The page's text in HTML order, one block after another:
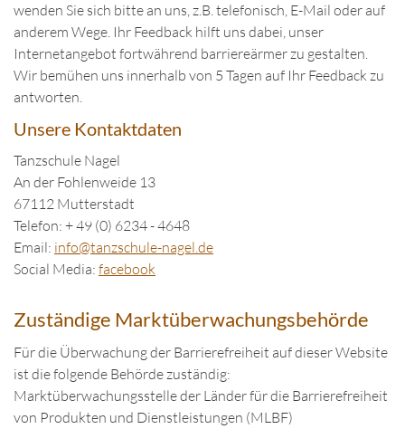
wenden Sie sich bitte an uns, z.B. telefonisch, E-Mail oder auf
anderem Wege. Ihr Feedback hilft uns dabei, unser
Internetangebot fortwährend barriereärmer zu gestalten.
Wir bemühen uns innerhalb von 5 Tagen auf Ihr Feedback zu
antworten.
Unsere Kontaktdaten
Tanzschule Nagel
An der Fohlenweide 13
67112 Mutterstadt
Telefon: + 49 (0) 6234 - 4648
Email: info@tanzschule-nagel.de
Social Media: facebook
Zuständige Marktüberwachungsbehörde
Für die Überwachung der Barrierefreiheit auf dieser Website
ist die folgende Behörde zuständig:
Marktüberwachungsstelle der Länder für die Barrierefreiheit
von Produkten und Dienstleistungen (MLBF)